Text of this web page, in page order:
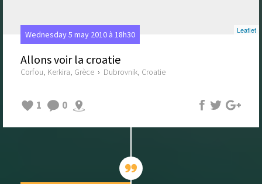
Leaflet
Wednesday 5 may 2010 à 18h30
Allons voir la croatie
Corfou, Kerkira, Grèce › Dubrovnik, Croatie
1 0